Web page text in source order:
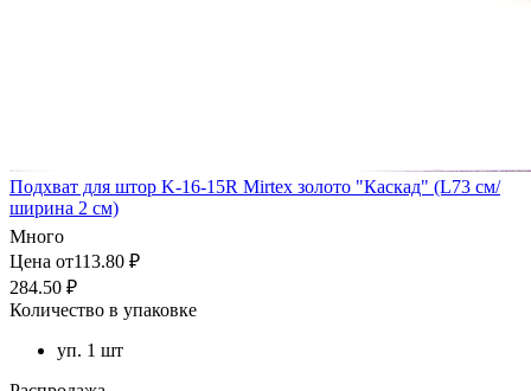
Подхват для штор K-16-15R Mirtex золото "Каскад" (L73 см/
ширина 2 см)
Много
Цена от113.80 ₽
284.50 ₽
Количество в упаковке
уп. 1 шт